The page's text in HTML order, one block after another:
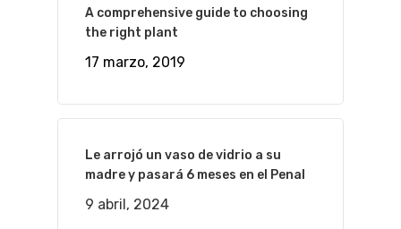
A comprehensive guide to choosing
the right plant
17 marzo, 2019
Le arrojó un vaso de vidrio a su
madre y pasará 6 meses en el Penal
9 abril, 2024